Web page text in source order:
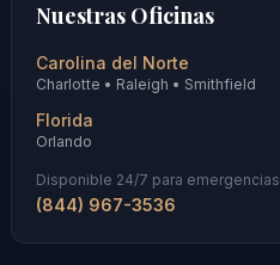
Nuestras Oficinas
Carolina del Norte
Charlotte • Raleigh • Smithfield
Florida
Orlando
Disponible 24/7 para emergencias
(844) 967-3536